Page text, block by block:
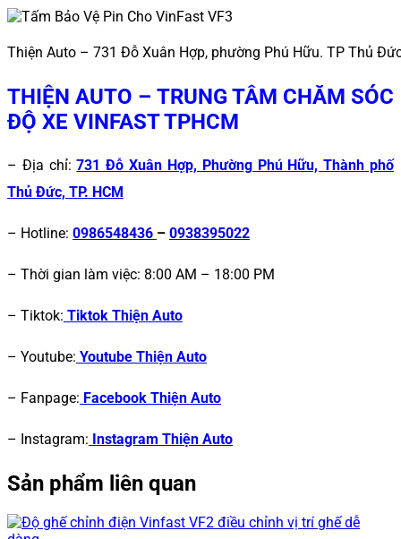
Thiện Auto – 731 Đỗ Xuân Hợp, phường Phú Hữu. TP Thủ
THIỆN AUTO – TRUNG TÂM CHĂM SÓC
ĐỘ XE VINFAST TPHCM
– Địa chỉ:731 Đỗ Xuân Hợp, Phường Phú Hữu, Thành phố
Thủ Đức, TP. HCM
– Hotline: 0986548436 – 0938395022
– Thời gian làm việc: 8:00 AM – 18:00 PM
– Tiktok: Tiktok Thiện Auto
– Youtube: Youtube Thiện Auto
– Fanpage: Facebook Thiện Auto
– Instagram: Instagram Thiện Auto
Sản phẩm liên quan